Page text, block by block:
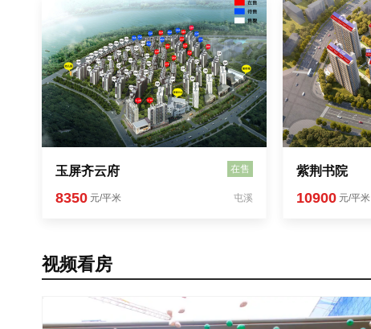
玉屏齐云府 在售
8350 元/平米 屯溪
紫荆书院
10900 元/平米
视频看房